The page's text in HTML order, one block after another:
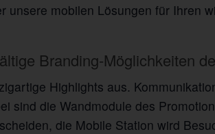
mobilen Lösungen für Ihren
Branding-Möglichkeiten
Highlights aus.
sind die Wandmodule des
die Mobile Station wird